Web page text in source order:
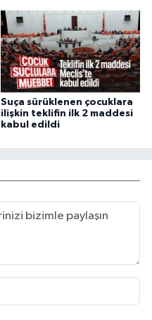
Suça sürüklenen çocuklara
ilişkin teklifin ilk 2 maddesi
kabul edildi